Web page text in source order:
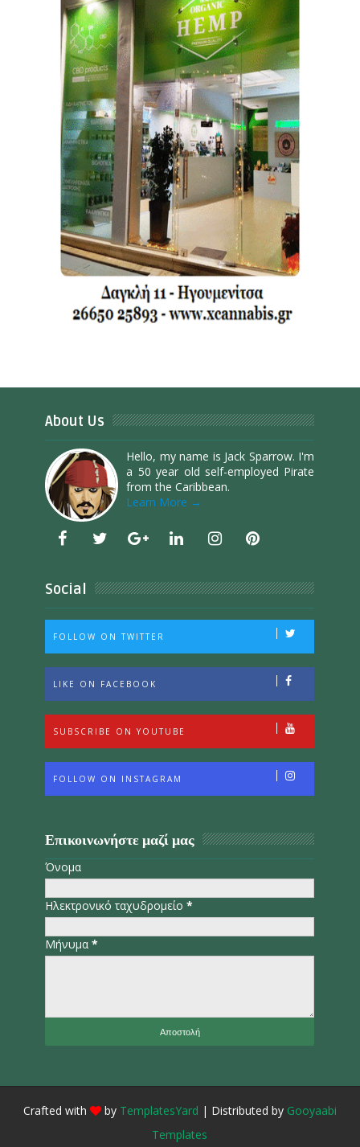
About Us
Hello, my name is Jack Sparrow. I'm
a 50 year old self-employed Pirate
from the Caribbean.
Learn More →
Social
FOLLOW ON TWITTER
LIKE ON FACEBOOK
SUBSCRIBE ON YOUTUBE
FOLLOW ON INSTAGRAM
Επικοινωνήστε μαζί μας
Όνομα
Ηλεκτρονικό ταχυδρομείο*
Μήνυμα*
Crafted with by TemplatesYard | Distributed by Gooyaabi
Templates